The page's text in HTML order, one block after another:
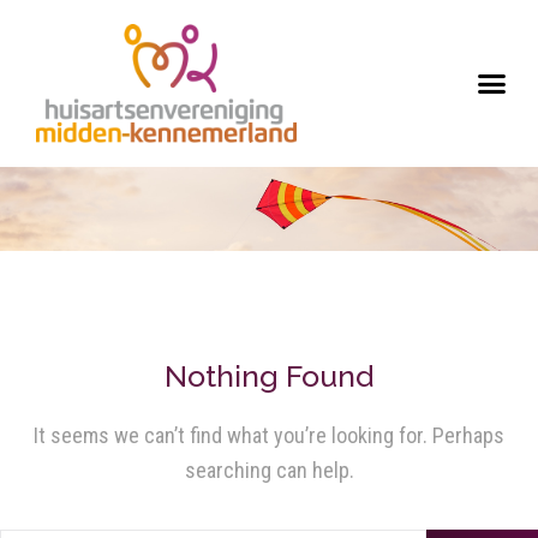
Nothing Found
It seems we can’t find what you’re looking for. Perhaps
searching can help.